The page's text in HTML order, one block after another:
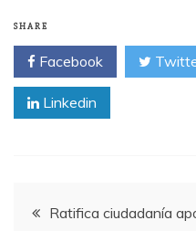
SHARE
Facebook
Linkedin
PostRatifica ciudadanía